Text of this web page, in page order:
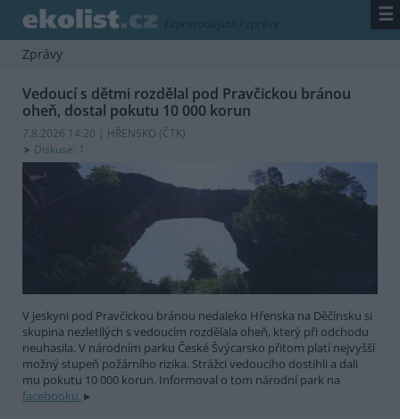
/ zpravodajství / zprávy ☰
Zprávy
Vedoucí s dětmi rozdělal pod Pravčickou bránou
oheň, dostal pokutu 10 000 korun
7.8.2026 14:20 | HŘENSKO (ČTK)
Diskuse: 1
V jeskyni pod Pravčickou bránou nedaleko Hřenska na Děčínsku si
skupina nezletilých s vedoucím rozdělala oheň, který při odchodu
neuhasila. V národním parku České Švýcarsko přitom platí nejvyšší
možný stupeň požárního rizika. Strážci vedoucího dostihli a dali
mu pokutu 10 000 korun. Informoval o tom národní park na
facebooku.